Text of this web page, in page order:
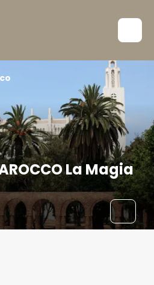
La Magia